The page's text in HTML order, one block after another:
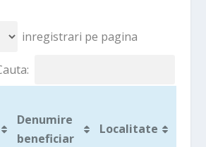
inregistrari pe pagina
Denumire
beneficiar
Localitate